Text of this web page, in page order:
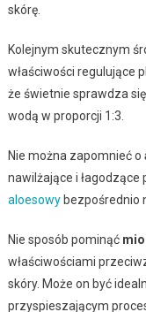
skórę.
Kolejnym skutecznym
właściwości regulujące
że świetnie sprawdza
wodą w proporcji 1:3.
Nie można zapomnieć o
nawilżające i
aloesowybezpośrednio
Nie sposób pominąć
właściwościami
skóry. Może on być
przyspieszającym